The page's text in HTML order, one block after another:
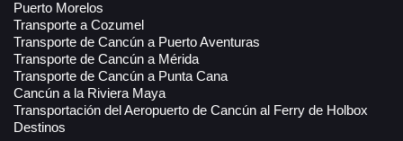
Puerto Morelos
Transporte a Cozumel
Transporte de Cancún a Puerto Aventuras
Transporte de Cancún a Mérida
Transporte de Cancún a Punta Cana
Cancún a la Riviera Maya
Transportación del Aeropuerto de Cancún al Ferry de Holbox
Destinos